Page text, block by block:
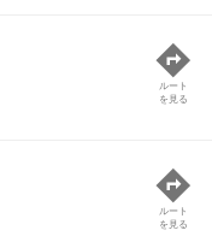
ルート
を見る
ルート
を見る